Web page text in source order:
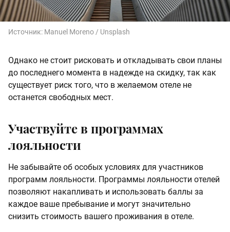
Источник: Manuel Moreno / Unsplash
Однако не стоит рисковать и откладывать свои планы
до последнего момента в надежде на скидку, так как
существует риск того, что в желаемом отеле не
останется свободных мест.
Участвуйте в программах
лояльности
Не забывайте об особых условиях для участников
программ лояльности. Программы лояльности отелей
позволяют накапливать и использовать баллы за
каждое ваше пребывание и могут значительно
снизить стоимость вашего проживания в отеле.